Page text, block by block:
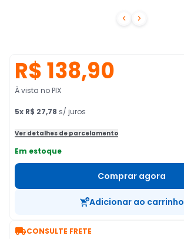
 
R$ 138,90
À vista no PIX
5x R$ 27,78 s/ juros
Ver detalhes de parcelamento
Em estoque
Comprar agora
Adicionar ao carrinho
CONSULTE FRETE